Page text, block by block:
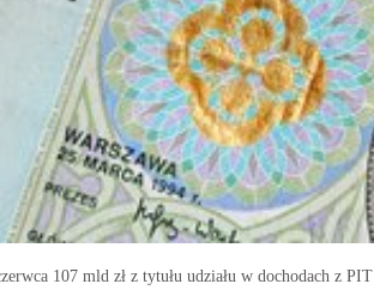
107 mld zł z tytułu udziału w dochodach z PIT